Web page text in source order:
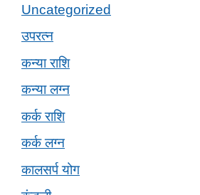
Uncategorized
उपरत्न
कन्या राशि
कन्या लग्न
कर्क राशि
कर्क लग्न
कालसर्प योग